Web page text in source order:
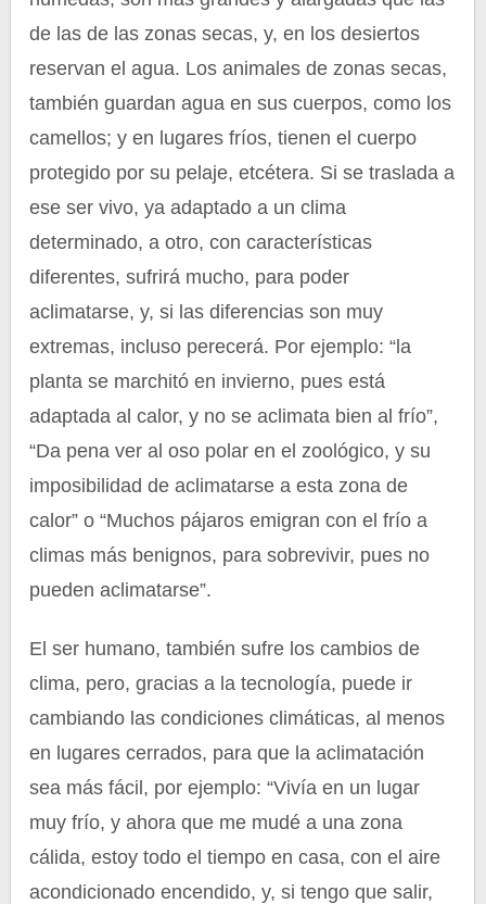
de las de las zonas secas, y, en los desiertos
reservan el agua. Los animales de zonas secas,
también guardan agua en sus cuerpos, como los
camellos; y en lugares fríos, tienen el cuerpo
protegido por su pelaje, etcétera. Si se traslada a
ese ser vivo, ya adaptado a un clima
determinado, a otro, con características
diferentes, sufrirá mucho, para poder
aclimatarse, y, si las diferencias son muy
extremas, incluso perecerá. Por ejemplo: “la
planta se marchitó en invierno, pues está
adaptada al calor, y no se aclimata bien al frío”,
“Da pena ver al oso polar en el zoológico, y su
imposibilidad de aclimatarse a esta zona de
calor” o “Muchos pájaros emigran con el frío a
climas más benignos, para sobrevivir, pues no
pueden aclimatarse”.
El ser humano, también sufre los cambios de
clima, pero, gracias a la tecnología, puede ir
cambiando las condiciones climáticas, al menos
en lugares cerrados, para que la aclimatación
sea más fácil, por ejemplo: “Vivía en un lugar
muy frío, y ahora que me mudé a una zona
cálida, estoy todo el tiempo en casa, con el aire
acondicionado encendido, y, si tengo que salir,